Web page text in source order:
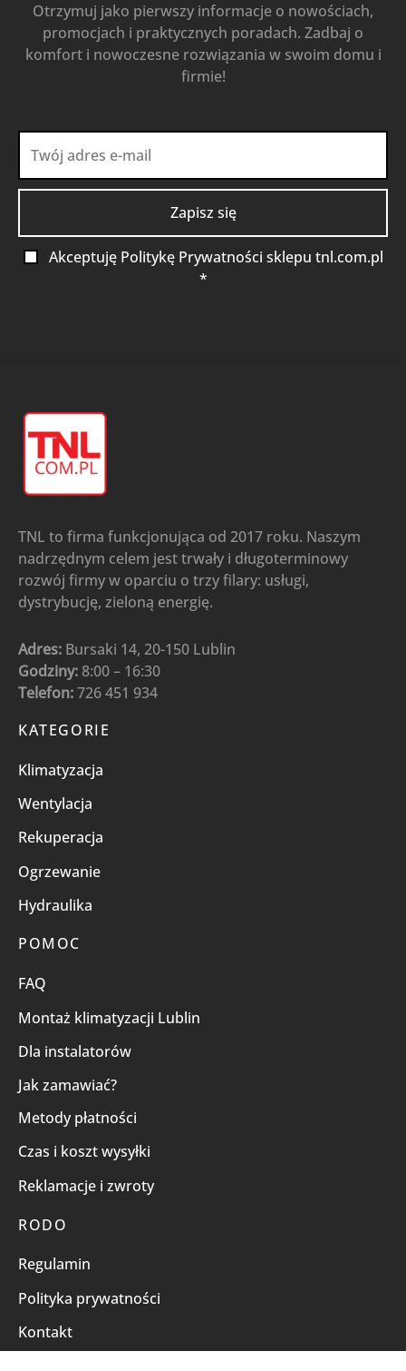
Otrzymuj jako pierwszy informacje o nowościach,
promocjach i praktycznych poradach. Zadbaj o
komfort i nowoczesne rozwiązania w swoim domu i
firmie!
Akceptuję Politykę Prywatności sklepu tnl.com.pl
*
TNL to firma funkcjonująca od 2017 roku. Naszym
nadrzędnym celem jest trwały i długoterminowy
rozwój firmy w oparciu o trzy filary: usługi,
dystrybucję, zieloną energię.
Adres: Bursaki 14, 20-150 Lublin
Godziny: 8:00 – 16:30
Telefon:726 451 934
KATEGORIE
Klimatyzacja
Wentylacja
Rekuperacja
Ogrzewanie
Hydraulika
POMOC
FAQ
Montaż klimatyzacji Lublin
Dla instalatorów
Jak zamawiać?
Metody płatności
Czas i koszt wysyłki
Reklamacje i zwroty
RODO
Regulamin
Polityka prywatności
Kontakt